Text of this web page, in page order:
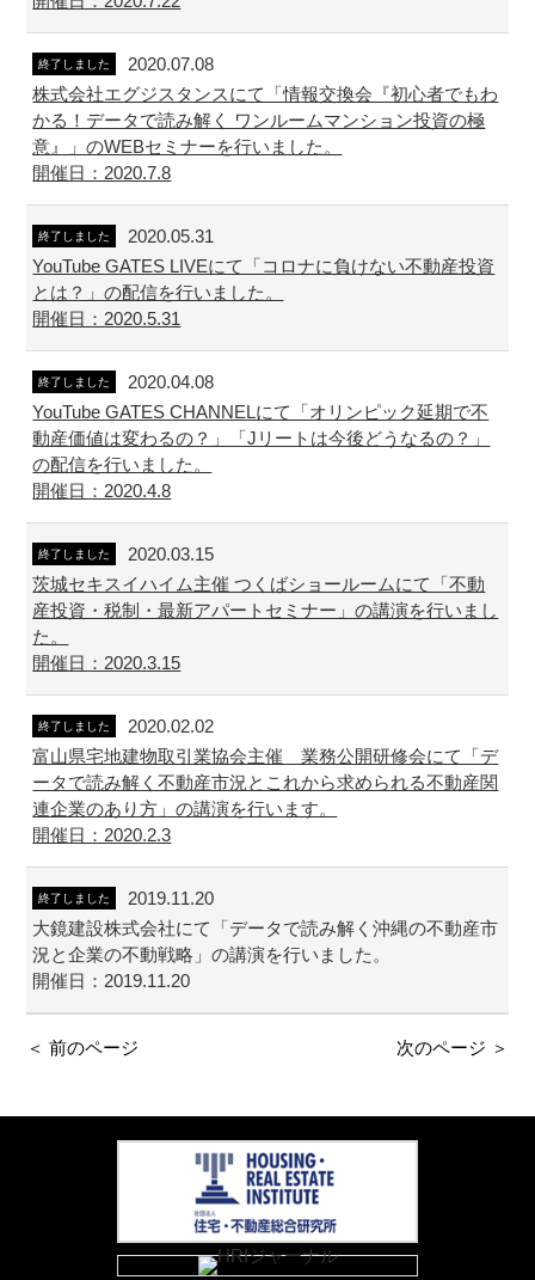
終了しました
2020.07.08
株式会社エグジスタンスにて「情報交換会『初心者でもわ
かる！データで読み解く ワンルームマンション投資の極
意』」のWEBセミナーを行いました。
開催日：2020.7.8
終了しました
2020.05.31
YouTube GATES LIVEにて「コロナに負けない不動産投資
とは？」の配信を行いました。
開催日：2020.5.31
終了しました
2020.04.08
YouTube GATES CHANNELにて「オリンピック延期で不
動産価値は変わるの？」「Jリートは今後どうなるの？」
の配信を行いました。
開催日：2020.4.8
終了しました
2020.03.15
茨城セキスイハイム主催 つくばショールームにて「不動
産投資・税制・最新アパートセミナー」の講演を行いまし
た。
開催日：2020.3.15
終了しました
2020.02.02
富山県宅地建物取引業協会主催 業務公開研修会にて「デ
ータで読み解く不動産市況とこれから求められる不動産関
連企業のあり方」の講演を行います。
開催日：2020.2.3
終了しました
2019.11.20
大鏡建設株式会社にて「データで読み解く沖縄の不動産市
況と企業の不動戦略」の講演を行いました。
開催日：2019.11.20
＜ 前のページ 次のページ ＞